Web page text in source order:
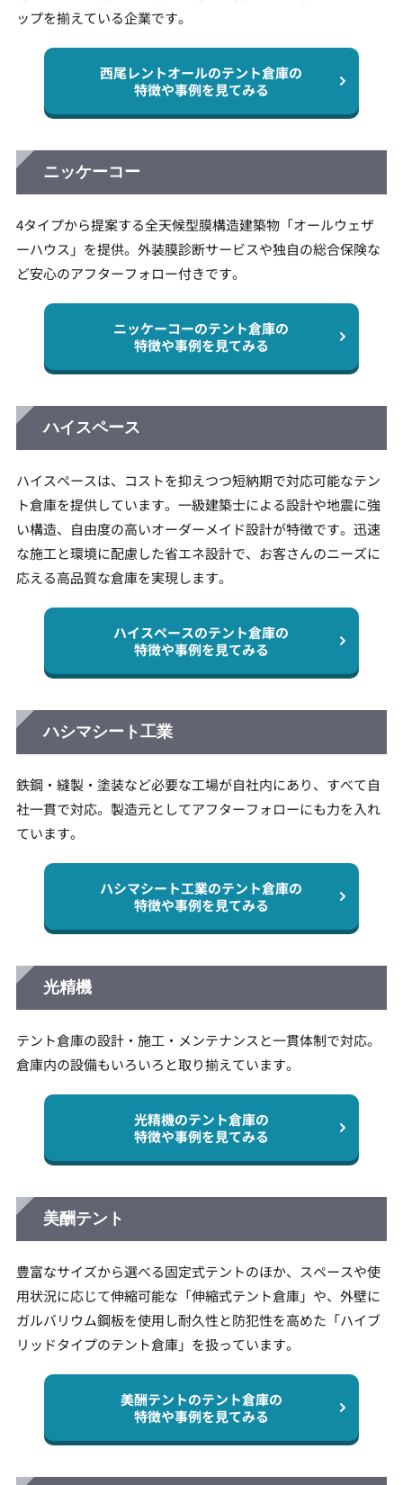
ップを揃えている企業です。
西尾レントオールのテント倉庫の
特徴や事例を見てみる
ニッケーコー
4タイプから提案する全天候型膜構造建築物「オールウェザ
ーハウス」を提供。外装膜診断サービスや独自の総合保険な
ど安心のアフターフォロー付きです。
ニッケーコーのテント倉庫の
特徴や事例を見てみる
ハイスペース
ハイスペースは、コストを抑えつつ短納期で対応可能なテン
ト倉庫を提供しています。一級建築士による設計や地震に強
い構造、自由度の高いオーダーメイド設計が特徴です。迅速
な施工と環境に配慮した省エネ設計で、お客さんのニーズに
応える高品質な倉庫を実現します。
ハイスペースのテント倉庫の
特徴や事例を見てみる
ハシマシート工業
鉄鋼・縫製・塗装など必要な工場が自社内にあり、すべて自
社一貫で対応。製造元としてアフターフォローにも力を入れ
ています。
ハシマシート工業のテント倉庫の
特徴や事例を見てみる
光精機
テント倉庫の設計・施工・メンテナンスと一貫体制で対応。
倉庫内の設備もいろいろと取り揃えています。
光精機のテント倉庫の
特徴や事例を見てみる
美酬テント
豊富なサイズから選べる固定式テントのほか、スペースや使
用状況に応じて伸縮可能な「伸縮式テント倉庫」や、外壁に
ガルバリウム鋼板を使用し耐久性と防犯性を高めた「ハイブ
リッドタイプのテント倉庫」を扱っています。
美酬テントのテント倉庫の
特徴や事例を見てみる